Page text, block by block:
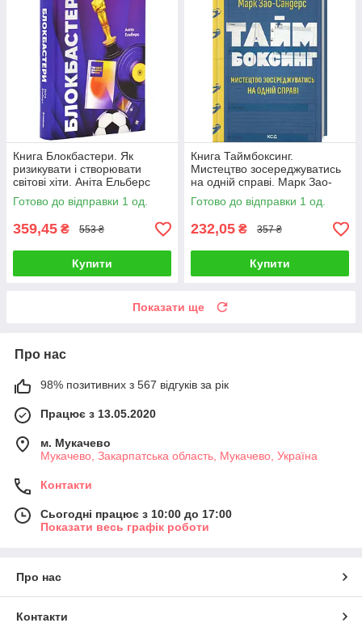
Книга Блокбастери. Як
ризикувати і створювати
світові хіти. Аніта Ельберс
Готово до відправки 1 од.
359,45 ₴ 553 ₴
Купити
Книга Таймбоксинг.
Мистецтво зосереджуватись
на одній справі. Марк Зао-
Сандерс
Готово до відправки 1 од.
232,05 ₴ 357 ₴
Купити
Показати ще
Про нас
98% позитивних з 567 відгуків за рік
Працює з 13.05.2020
м. Мукачево
Мукачево, Закарпатська область, Мукачево, Україна
Контакти
Сьогодні працює з 10:00 до 17:00
Показати весь графік роботи
Про нас
Контакти